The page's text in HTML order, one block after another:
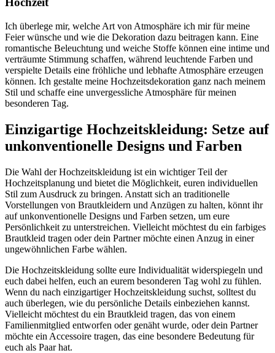
Ich überlege mir, welche Art von Atmosphäre ich mir für meine
Feier wünsche und wie die Dekoration dazu beitragen kann. Eine
romantische Beleuchtung und weiche Stoffe können eine intime und
verträumte Stimmung schaffen, während leuchtende Farben und
verspielte Details eine fröhliche und lebhafte Atmosphäre erzeugen
können. Ich gestalte meine Hochzeitsdekoration ganz nach meinem
Stil und schaffe eine unvergessliche Atmosphäre für meinen
besonderen Tag.
Einzigartige Hochzeitskleidung: Setze auf
unkonventionelle Designs und Farben
Die Wahl der Hochzeitskleidung ist ein wichtiger Teil der
Hochzeitsplanung und bietet die Möglichkeit, euren individuellen
Stil zum Ausdruck zu bringen. Anstatt sich an traditionelle
Vorstellungen von Brautkleidern und Anzügen zu halten, könnt ihr
auf unkonventionelle Designs und Farben setzen, um eure
Persönlichkeit zu unterstreichen. Vielleicht möchtest du ein farbiges
Brautkleid tragen oder dein Partner möchte einen Anzug in einer
ungewöhnlichen Farbe wählen.
Die Hochzeitskleidung sollte eure Individualität widerspiegeln und
euch dabei helfen, euch an eurem besonderen Tag wohl zu fühlen.
Wenn du nach einzigartiger Hochzeitskleidung suchst, solltest du
auch überlegen, wie du persönliche Details einbeziehen kannst.
Vielleicht möchtest du ein Brautkleid tragen, das von einem
Familienmitglied entworfen oder genäht wurde, oder dein Partner
möchte ein Accessoire tragen, das eine besondere Bedeutung für
euch als Paar hat.